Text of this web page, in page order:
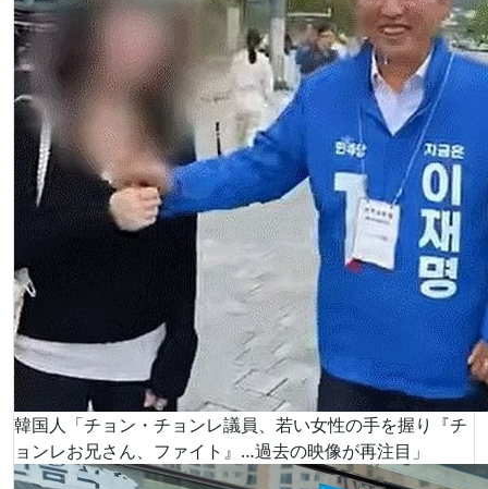
韓国人「チョン・チョンレ議員、若い女性の手を握り『チ
ョンレお兄さん、ファイト』…過去の映像が再注目」